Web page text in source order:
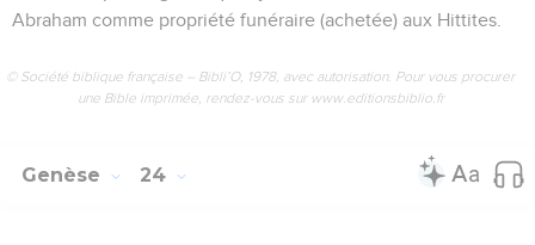
Abraham comme propriété funéraire (achetée) aux Hittites.
© Société biblique française – Bibli’O, 1978, avec autorisation. Pour vous procurer
une Bible imprimée, rendez-vous sur www.editionsbiblio.fr
Genèse 24